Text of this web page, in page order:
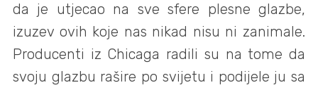
da je utjecao na sve sfere plesne glazbe,
izuzev ovih koje nas nikad nisu ni zanimale.
Producenti iz Chicaga radili su na tome da
svoju glazbu rašire po svijetu i podijele ju sa